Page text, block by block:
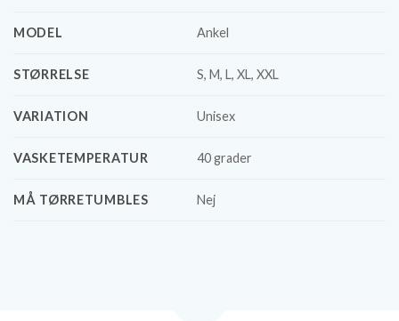
MODEL Ankel
STØRRELSE S, M, L, XL, XXL
VARIATION Unisex
VASKETEMPERATUR 40 grader
MÅ TØRRETUMBLES Nej